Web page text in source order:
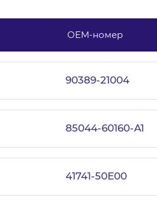
OEM-номер
90389-21004
85044-60160-A1
41741-50E00